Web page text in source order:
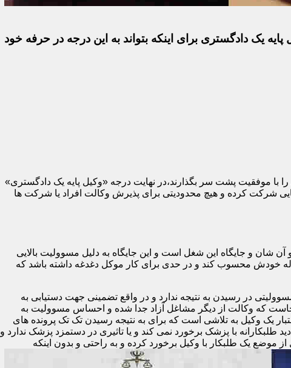
یک دادگستری برای اینکه بتواند به این درجه در حرفه خود
با موفقیت پشت سر بگذارند،در نهایت درجه «وکیل پایه یک دادگستری»
شرکت کرده و هیچ محدودیتی برای پذیرش وکالت افراد یا شرکت ها
شان و جایگاه این شغل است و این جایگاه به دلیل مسوولیت بالایی
خودش محسوب کند و در حدی برای کار موکل دغدغه داشته باشد که
در رسیدن به نتیجه ندارد و در واقع تضمینی جهت دستیابی به
که وکالت از دیگر مشاغل آزاد جدا شده و احساس مسوولیت به
یک وکیل به تلاشی است که برای به نتیجه رسیدن تک تک پرونده های
طلبکارانه با پزشک برخورد نمی کند و یا تاثیری در دستمزد پزشک ندارد و
موضع یک طلبکار با وکیل برخورد کرده و به راحتی و بدون اینکه